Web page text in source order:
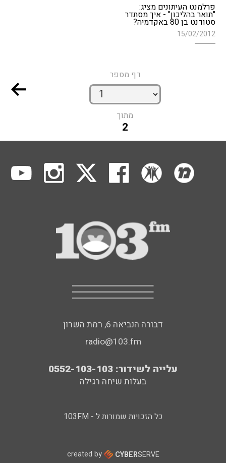
פרלמנט העיתונים מציג:
"תואר בהליכון" - איך מסתדר
סטודנט בן 80 באקדמיה?
15/02/2012
דף מספר
מתוך
2
דבורה הנביאה 6, רמת השרון
radio@103.fm
עלייה לשידור: 0552-103-103
בעלות שיחה רגילה
כל הזכויות שמורות ל - 103FM
created by CYBERSERVE